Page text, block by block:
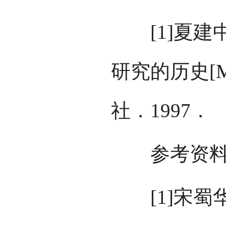
[1]夏建中
研究的历史
社．1997．
参考资
[1]宋蜀华